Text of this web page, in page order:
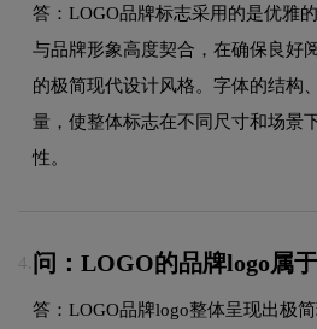
答：LOGO品牌标志采用的是优雅
与品牌形象高度契合，在确保良好
的极简现代设计风格。字体的结构
量，使整体标志在不同尺寸和场景
性。
4. 问：LOGO的品牌logo属
答：LOGO品牌logo整体呈现出极